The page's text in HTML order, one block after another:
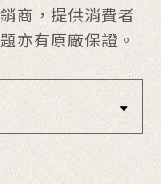
商，提供消費者
亦有原廠保證。